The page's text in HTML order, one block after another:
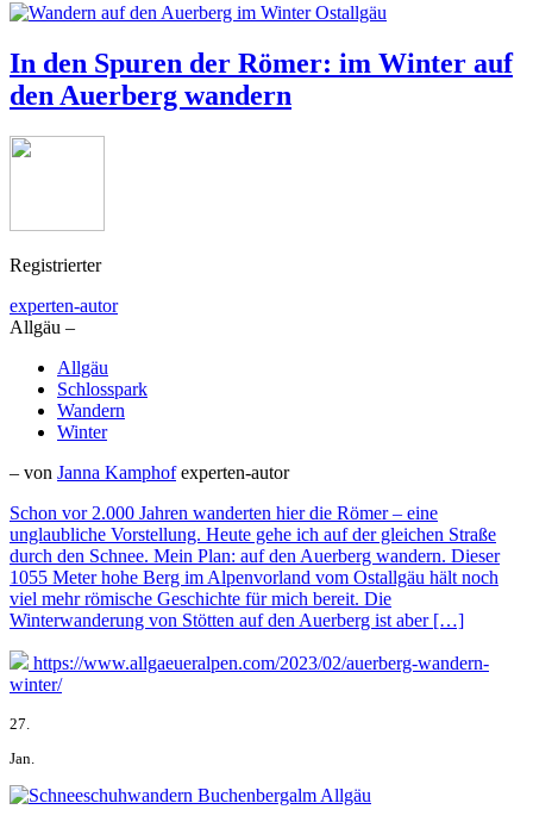
In den Spuren der Römer: im Winter auf
den Auerberg wandern
Registrierter
experten-autor
Allgäu –
Allgäu
Schlosspark
Wandern
Winter
– von Janna Kamphof experten-autor
Schon vor 2.000 Jahren wanderten hier die Römer – eine
unglaubliche Vorstellung. Heute gehe ich auf der gleichen Straße
durch den Schnee. Mein Plan: auf den Auerberg wandern. Dieser
1055 Meter hohe Berg im Alpenvorland vom Ostallgäu hält noch
viel mehr römische Geschichte für mich bereit. Die
Winterwanderung von Stötten auf den Auerberg ist aber […]
https://www.allgaeueralpen.com/2023/02/auerberg-wandern-
winter/
27.
Jan.